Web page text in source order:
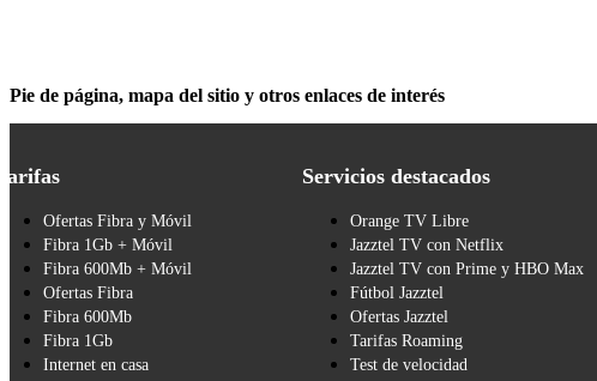
Pie de página, mapa del sitio y otros enlaces de interés
Ofertas Fibra y Móvil
Fibra 1Gb + Móvil
Fibra 600Mb + Móvil
Ofertas Fibra
Fibra 600Mb
Fibra 1Gb
Internet en casa
Servicios destacados
Orange TV Libre
Jazztel TV con Netflix
Jazztel TV con Prime y HBO Max
Fútbol Jazztel
Ofertas Jazztel
Tarifas Roaming
Test de velocidad